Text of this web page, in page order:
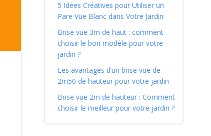
5 Idées Créatives pour Utiliser un
Pare Vue Blanc dans Votre Jardin
Brise vue 3m de haut : comment
choisir le bon modèle pour votre
jardin ?
Les avantages d’un brise vue de
2m50 de hauteur pour votre jardin
Brise vue 2m de hauteur : Comment
choisir le meilleur pour votre jardin ?